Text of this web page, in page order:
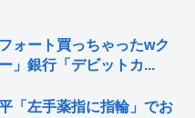
ォート買っちゃったwク
」銀行「デビットカ...
「左手薬指に指輪」でお